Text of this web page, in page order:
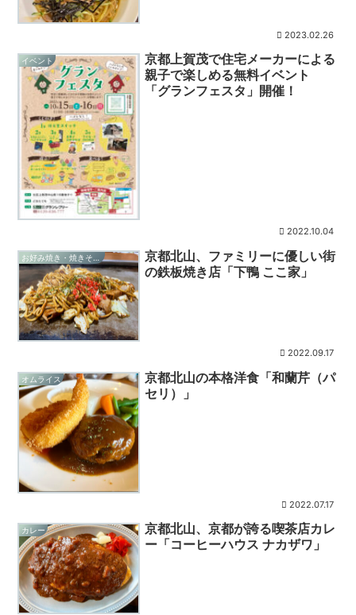
2023.02.26
イベント
京都上賀茂で住宅メーカーによる
親子で楽しめる無料イベント
「グランフェスタ」開催！
2022.10.04
京都北山、ファミリーに優しい街
の鉄板焼き店「下鴨 ここ家」
2022.09.17
オムライス
京都北山の本格洋食「和蘭芹（パ
セリ）」
2022.07.17
カレー
京都北山、京都が誇る喫茶店カレ
ー「コーヒーハウス ナカザワ」